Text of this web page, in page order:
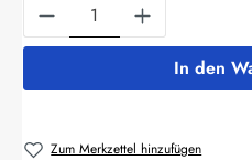
Produkt Anzahl: Gib
In den
Zum Merkzettel hinzufügen